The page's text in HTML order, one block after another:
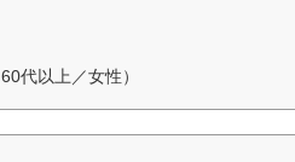
代以上／女性）